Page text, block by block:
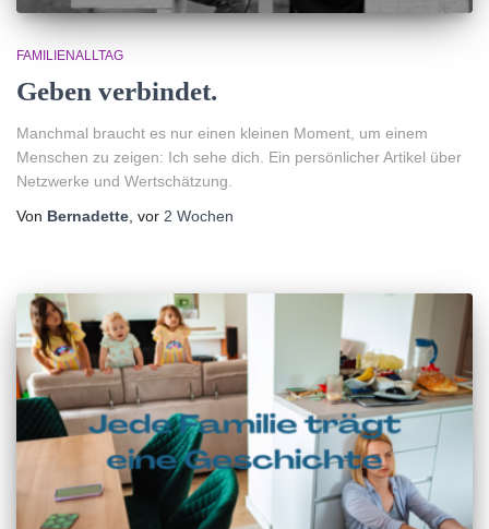
FAMILIENALLTAG
Geben verbindet.
Manchmal braucht es nur einen kleinen Moment, um einem
Menschen zu zeigen: Ich sehe dich. Ein persönlicher Artikel über
Netzwerke und Wertschätzung.
Von Bernadette , vor 2 Wochen